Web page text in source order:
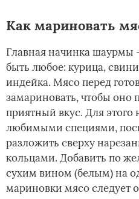
Как мариновать
Главная начинка шаурмы
быть любое: курица,
индейка. Мясо перед
замариновать, чтобы оно
приятный вкус. Для этого
любимыми специями,
разложить сверху
кольцами. Добавить по
сухим вином (белым) на
мариновки мясо следует